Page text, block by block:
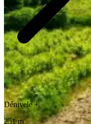
Dénivelé +
251 m